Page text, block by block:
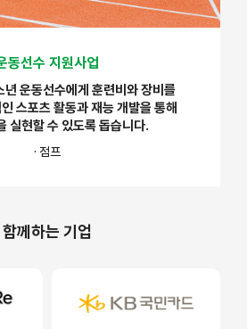
동선수 지원사업
년 운동선수에게 훈련비와 장비를
스포츠 활동과 재능 개발을 통해
실현할 수 있도록 돕습니다.
· 점프
함께하는 기업